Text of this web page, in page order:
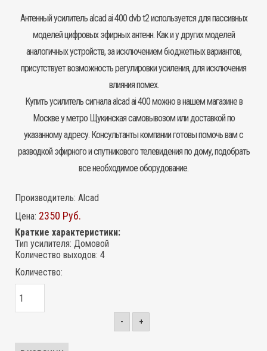
Антенный усилительalcad ai 400 dvb t2 используется для пассивных
моделей цифровыхэфирных антенн. Как и у других моделей
аналогичных устройств, за исключением бюджетных вариантов,
присутствует возможность регулировки усиления, для исключения
влияния помех.
Купить усилитель сигнала alcad ai 400 можно в нашем магазине в
Москве у метро Щукинская самовывозом или доставкой по
указанному адресу. Консультанты компании готовы помочь вам с
разводкой эфирного и спутникового телевидения по дому, подобрать
все необходимое оборудование.
Производитель: Alcad
Цена: 2350 Руб.
Краткие характеристики:
Тип усилителя: Домовой
Количество выходов: 4
Количество:
- +